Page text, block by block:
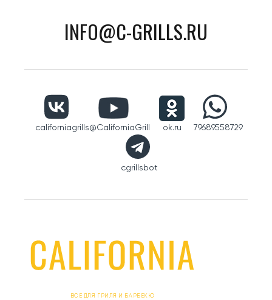
INFO@C-GRILLS.RU
californiagrills@CaliforniaGrill ok.ru 79689558729
cgrillsbot
ВСЕ ДЛЯ ГРИЛЯ И БАРБЕКЮ